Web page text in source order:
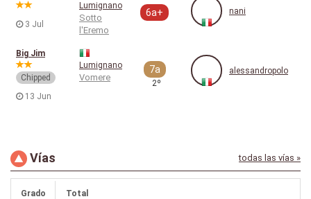
3 Jul
Lumignano
Sotto
l'Eremo
6a+ nani
Big Jim
Chipped
13 Jun
Lumignano
Vomere
7a
2º
alessandropolo
Vías todas las vías »
Grado Total